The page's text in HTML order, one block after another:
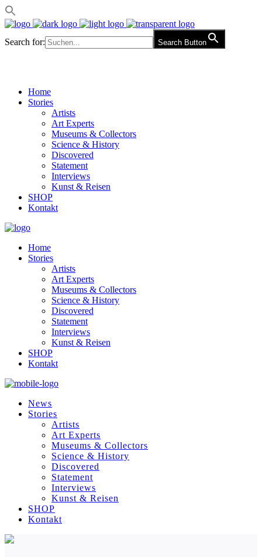
Search for: Search Button
Home
Stories
Artists
Art Experts
Museums & Collectors
Science & History
Discovered
Statement
Interviews
Kunst & Reisen
SHOP
Kontakt
Home
Stories
Artists
Art Experts
Museums & Collectors
Science & History
Discovered
Statement
Interviews
Kunst & Reisen
SHOP
Kontakt
News
Stories
Artists
Art Experts
Museums & Collectors
Science & History
Discovered
Statement
Interviews
Kunst & Reisen
SHOP
Kontakt